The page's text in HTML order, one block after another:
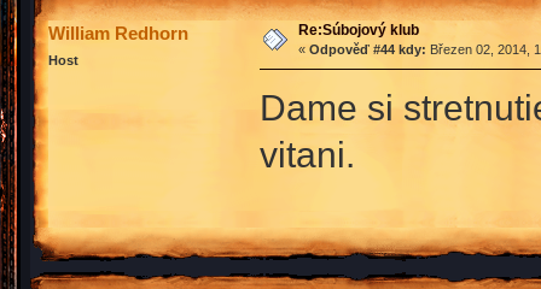
William Redhorn
Host
Re:Súbojový klub
« Odpověď #44 kdy: Březen 02, 2014,
Dame si
vitani.